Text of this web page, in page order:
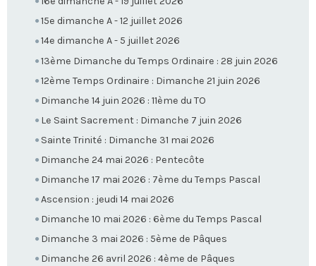
15e dimanche A - 12 juillet 2026
14e dimanche A - 5 juillet 2026
13ème Dimanche du Temps Ordinaire : 28 juin 2026
12ème Temps Ordinaire : Dimanche 21 juin 2026
Dimanche 14 juin 2026 : 11ème du TO
Le Saint Sacrement : Dimanche 7 juin 2026
Sainte Trinité : Dimanche 31 mai 2026
Dimanche 24 mai 2026 : Pentecôte
Dimanche 17 mai 2026 : 7ème du Temps Pascal
Ascension : jeudi 14 mai 2026
Dimanche 10 mai 2026 : 6ème du Temps Pascal
Dimanche 3 mai 2026 : 5ème de Pâques
Dimanche 26 avril 2026 : 4ème de Pâques